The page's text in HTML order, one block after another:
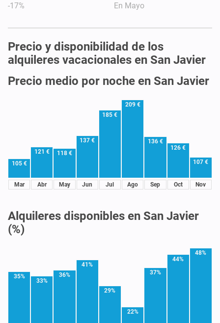
-17% En Mayo
Precio y disponibilidad de los
alquileres vacacionales en San Javier
Precio medio por noche en San Javier
105 €
Mar
121 €
Abr
118 €
May
137 €
Jun
185 €
Jul
209 €
Ago
136 €
Sep
126 €
Oct
107 €
Nov
Alquileres disponibles en San Javier
(%)
35%
33%
36%
41%
29%
22%
37%
44%
48%